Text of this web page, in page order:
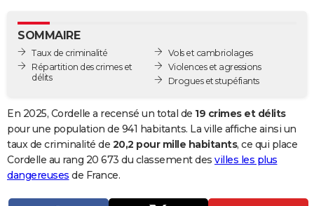
GUIDES D'ACHAT
BONS PLANS
Carte de Noël
Carte Bonne année
Carte Saint-Valentin
Carte Pâques
Carte d'anniversaire
DICTIONNAIRE
Dictionnaire
Biographies
Citations
Expressions
Proverbes
PROGRAMME TV
SOMMAIRE
Taux de criminalité
Répartition des crimes et
délits
Vols et cambriolages
Violences et agressions
Drogues et stupéfiants
En 2025, Cordelle a recensé un total de 19 crimes et délits
pour une population de 941 habitants. La ville affiche ainsi un
taux de criminalité de 20,2 pour mille habitants, ce qui place
Cordelle au rang 20 673 du classement des villes les plus
dangereuses de France.